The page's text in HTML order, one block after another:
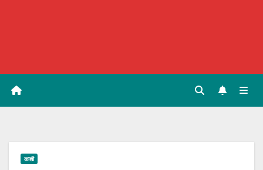
काशी